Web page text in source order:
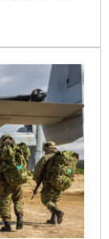
郎、南韓男